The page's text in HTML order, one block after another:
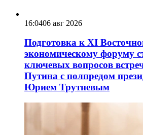
16:0406 авг 2026
Подготовка к XI
экономическому форуму
ключевых вопросов
Путина с полпредом
Юрием Трутневым